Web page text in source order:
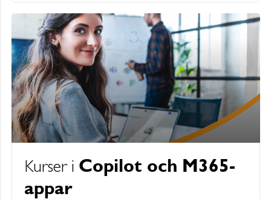
Kurser i Copilot och M365-
appar